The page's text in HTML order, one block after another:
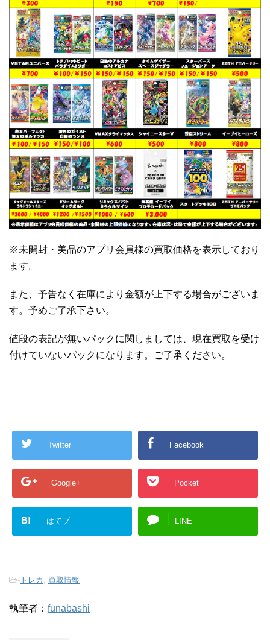
※未開封・美品のアプリ会員様の買取価格を表示しており
ます。
また、予告なく在庫により金額が上下する場合がございま
す。予めご了承下さい。
値段の表記が無いパックに関しましては、現在買取を受け
付けていないパックになります。ご了承ください。
Twitter Facebook
Google+ Pocket
B! はてブ LINE
- トレカ 買取情報
執筆者： funabashi